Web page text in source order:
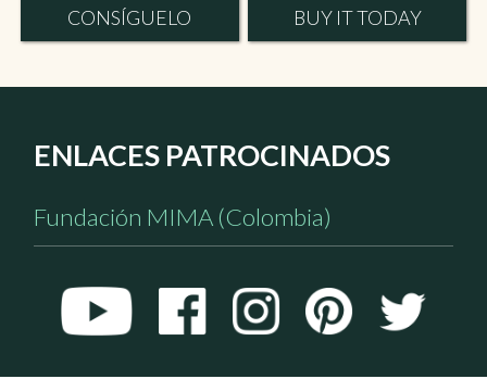
CONSÍGUELO BUY IT TODAY
ENLACES PATROCINADOS
Fundación MIMA (Colombia)